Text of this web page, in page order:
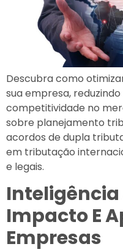
Descubra como
sua empresa,
competitividade no
sobre planejamento
acordos de dupla
em tributação
e legais.
Impacto E
Empresas